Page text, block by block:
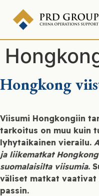
Hongkong
Viisumi Hongkongiin
tarkoitus on muu kuin
lyhytaikainen vierailu.
ja liikematkat
suomalaisilta viisumia.
väliset matkat vaativat
passin.